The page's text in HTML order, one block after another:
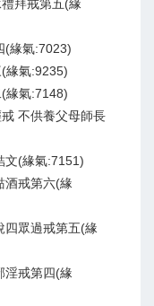
拜戒第五(緣
(緣氣:7023)
緣氣:9235)
緣氣:7148)
不供養父母師長
文(緣氣:7151)
酒戒第六(緣
四眾過戒第五(緣
淫戒第四(緣